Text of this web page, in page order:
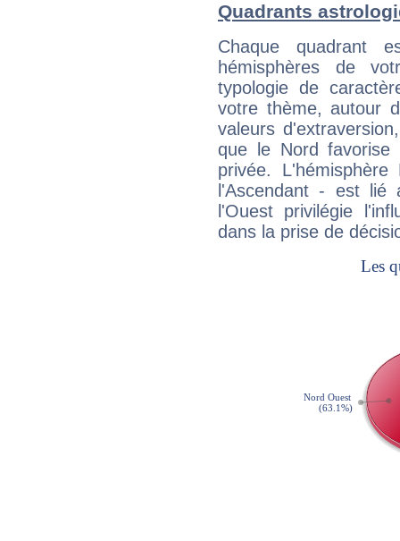
Quadrants
Chaque quadrant
hémisphères de
typologie de
votre thème, autour
valeurs
que le Nord favorise
privée.
l'Ascendant - est
l'Ouest privilégie
dans la prise de